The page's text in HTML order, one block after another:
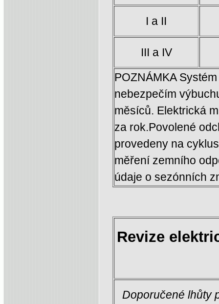
I a II
III a IV
POZNÁMKA
nebezpečím
měsíců. Elektrická
za rok.Povolené
provedeny na
měření zemního
údaje o sezónních
Revize
Doporučené lhůty